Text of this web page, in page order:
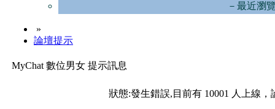
－最近瀏
»
論壇提示
MyChat 數位男女 提示訊息
狀態:發生錯誤,目前有 10001 人上線